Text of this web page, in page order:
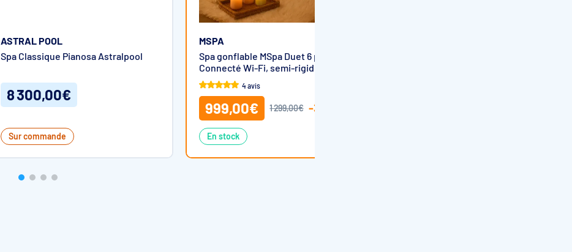
ASTRAL POOL
Spa Classique Pianosa Astralpool
8 300,00€
Sur commande
MSPA
Spa gonflable MSpa Duet 6 places –
Connecté Wi-Fi, semi-rigide, jets à
bulles & désinfection UV-C
4 avis
999,00€ 1 299,00€ -300,00€
En stock